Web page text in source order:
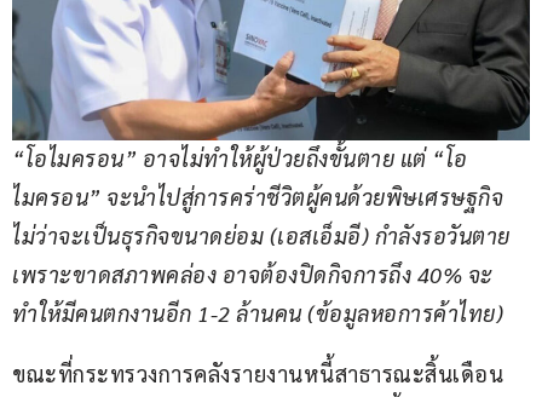
“โอไมครอน” อาจไม่ทำให้ผู้ป่วยถึงขั้นตาย แต่ “โอ
ไมครอน” จะนำไปสู่การคร่าชีวิตผู้คนด้วยพิษเศรษฐกิจ
ไม่ว่าจะเป็นธุรกิจขนาดย่อม (เอสเอ็มอี) กำลังรอวันตาย
เพราะขาดสภาพคล่อง อาจต้องปิดกิจการถึง 40% จะ
ทำให้มีคนตกงานอีก 1-2 ล้านคน (ข้อมูลหอการค้าไทย)
ขณะที่กระทรวงการคลังรายงานหนี้สาธารณะสิ้นเดือน